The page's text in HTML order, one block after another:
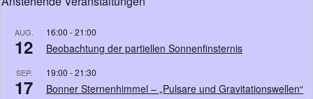
AUG.
12
16:00 -21:00
Beobachtung der partiellen Sonnenfinsternis
SEP.
17
19:00 -21:30
Bonner Sternenhimmel – „Pulsare und Gravitationswellen“